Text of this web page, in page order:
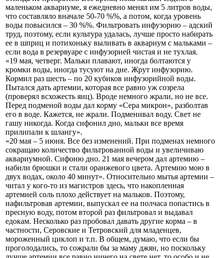
маленьком аквариуме, я ежедневно менял им 5 литров воды,
что составляло вначале 50-70 %%, а потом, когда уровень
воды повысился – 30 %%. Фильтровать инфузорию – адский
труд, поэтому, если культура удалась, лучше просто набирать
ее в шприц и потихоньку выливать в аквариум с мальками –
если вода в резервуаре с инфузорией чистая и не тухлая.
«19 мая, четверг. Мальки плавают, иногда болтаются у
кромки воды, иногда тусуют на дне. Жрут инфузорию.
Кормил раз шесть – по 20 кубиков инфузорийной воды.
Пытался дать артемии, которая все равно уж созрела
(проверял всхожесть яиц). Вроде немного жрали, но не все.
Перед подменой воды дал корму «Сера микрон», разболтав
его в воде. Кажется, не жрали. Подменивал воду. Свет не
гашу никогда. Когда сифонил дно, мальки все время
прилипали к шлангу».
«20 мая – 5 июня. Все без изменений. При подменах немного
сокращаю количество фильтрованной воды и увеличиваю
аквариумной. Сифоню дно. 21 мая вечером дал артемию –
набили брюшки и стали оранжевого цвета. Артемию мою в
двух водах, около 40 минут». Относительно мытья артемии –
читал у кого-то из магистров здесь, что накопленная
артемией соль плохо действует на мальков. Поэтому,
нафильтровав артемии, выпускал ее на полчаса попастись в
пресную воду, потом второй раз фильтровал и выдавал
едокам. Несколько раз пробовал давать другие корма – в
частности, Серовские и Тетровский для младенцев,
мороженный циклоп и т.п. В общем, думаю, что если бы
проголодались, то сожрали бы за маму джян, но поскольку